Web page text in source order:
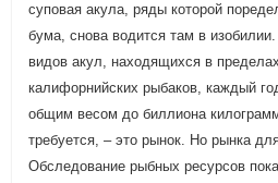
суповая акула, ряды которой
бума, снова водится там в
видов акул, находящихся в
калифорнийских рыбаков, каждый
общим весом до биллиона
требуется, – это рынок. Но рынка
Обследование рыбных ресурсов